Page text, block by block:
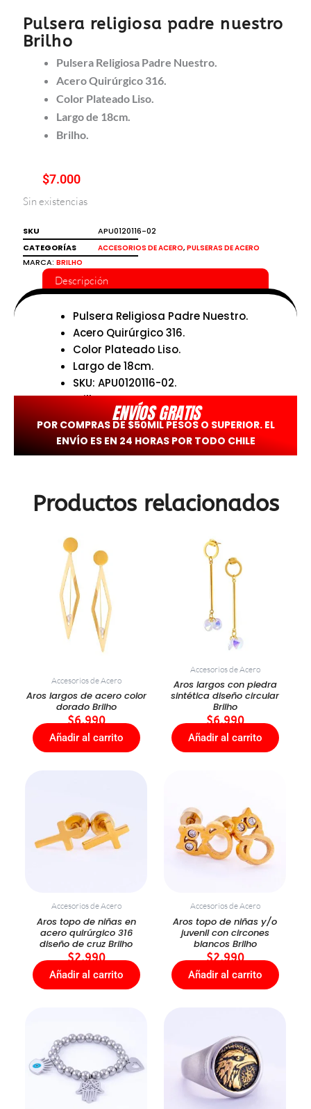
Pulsera religiosa padre nuestro
Brilho
Pulsera Religiosa Padre Nuestro.
Acero Quirúrgico 316.
Color Plateado Liso.
Largo de 18cm.
Brilho.
$7.000
Sin existencias
SKU
APU0120116-02
CATEGORÍAS
ACCESORIOS DE ACERO, PULSERAS DE ACERO
MARCA: BRILHO
Descripción
Pulsera Religiosa Padre Nuestro.
Acero Quirúrgico 316.
Color Plateado Liso.
Largo de 18cm.
SKU: APU0120116-02.
Brilho.
ENVÍOS GRATIS
POR COMPRAS DE $50MIL PESOS O SUPERIOR. EL
ENVÍO ES EN 24 HORAS POR TODO CHILE
Productos relacionados
Accesorios de Acero
Aros largos de acero color
dorado Brilho
$6.990
Añadir al carrito
Accesorios de Acero
Aros largos con piedra
sintética diseño circular
Brilho
$6.990
Añadir al carrito
Accesorios de Acero
Aros topo de niñas en
acero quirúrgico 316
diseño de cruz Brilho
$2.990
Añadir al carrito
Accesorios de Acero
Aros topo de niñas y/o
juvenil con circones
blancos Brilho
$2.990
Añadir al carrito